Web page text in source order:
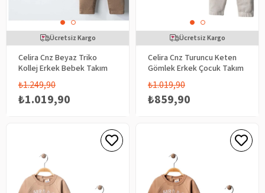
Celira Cnz Beyaz Triko
Kollej Erkek Bebek Takım
₺1.019,90
₺1.249,90
Ücretsiz Kargo
Celira Cnz Turuncu Keten
Gömlek Erkek Çocuk Takım
₺859,90
₺1.019,90
Ücretsiz Kargo